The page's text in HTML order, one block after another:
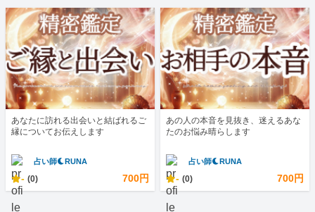
あなたに訪れる出会いと結ばれるご
縁についてお伝えします
占い師🌙RUNA
- (0) 700円
あの人の本音を見抜き、迷えるあな
たのお悩み晴らします
占い師🌙RUNA
- (0) 700円